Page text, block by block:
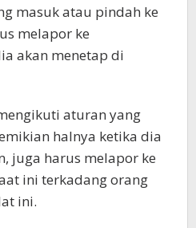
masuk atau pindah ke
melapor ke
akan menetap di
aturan yang
halnya ketika dia
juga harus melapor ke
ini terkadang orang
ini.